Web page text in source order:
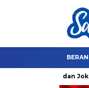
Thohir dan Jokowi